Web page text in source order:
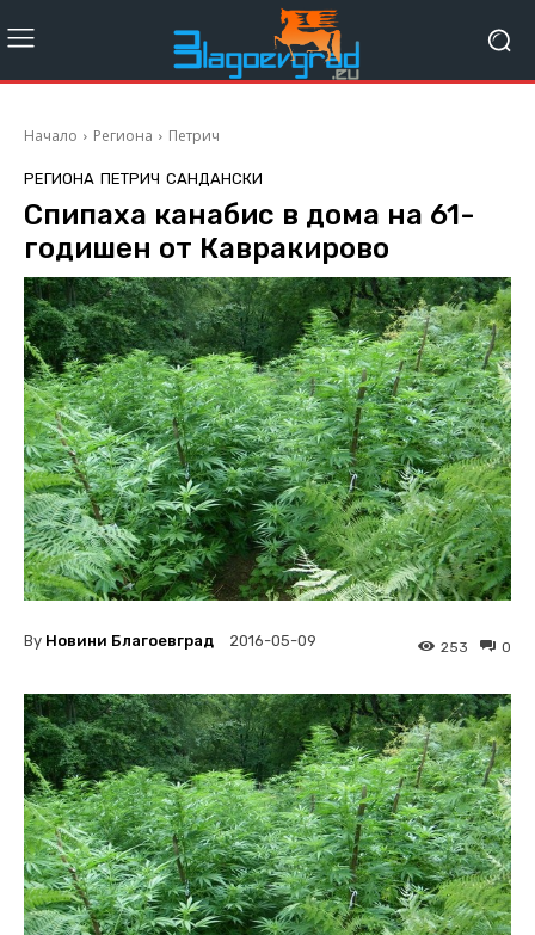
Начало Региона Петрич
РЕГИОНА ПЕТРИЧ САНДАНСКИ
Спипаха канабис в дома на 61-
годишен от Кавракирово
By Новини Благоевград 2016-05-09 0
253